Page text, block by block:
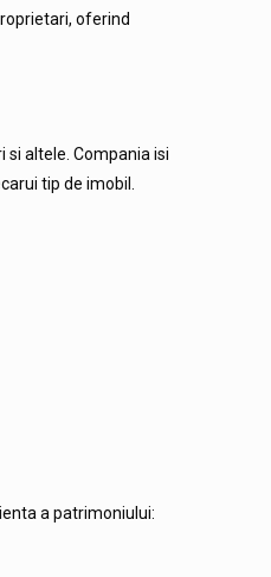
oferind
altele. Compania isi
tip de imobil.
a patrimoniului: